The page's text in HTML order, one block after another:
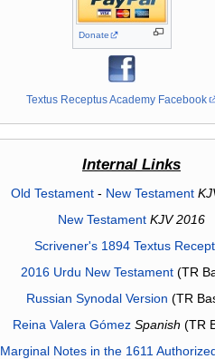
Donate
Textus Receptus Academy Facebook
Internal Links
Old Testament- New Testament
New Testament KJV 2016
Scrivener's 1894 Textus
2016 Urdu New Testament(TR
Russian Synodal Version (TR
Reina Valera Gómez Spanish (TR
Marginal Notes in the 1611